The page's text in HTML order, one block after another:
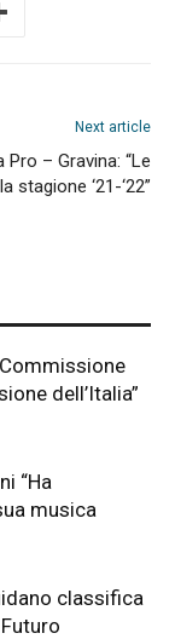
Next article
Pro – Gravina: “Le
stagione ‘21-‘22”
dell’Italia”
“Ha
musica
classifica